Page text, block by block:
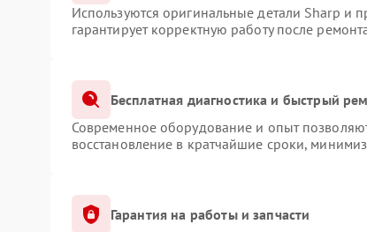
Используются оригинальные детали Sharp
гарантирует корректную работу после
Бесплатная диагностика и быстрый
Современное оборудование и опыт
восстановление в кратчайшие сроки,
Гарантия на работы и запчасти